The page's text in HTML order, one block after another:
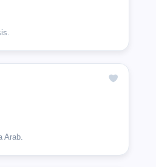
Arab.